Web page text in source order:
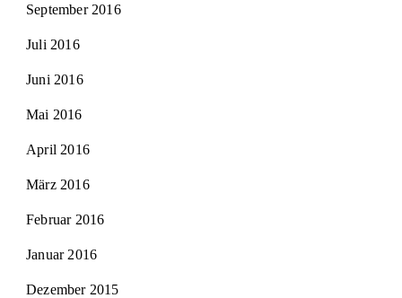
September 2016
Juli 2016
Juni 2016
Mai 2016
April 2016
März 2016
Februar 2016
Januar 2016
Dezember 2015